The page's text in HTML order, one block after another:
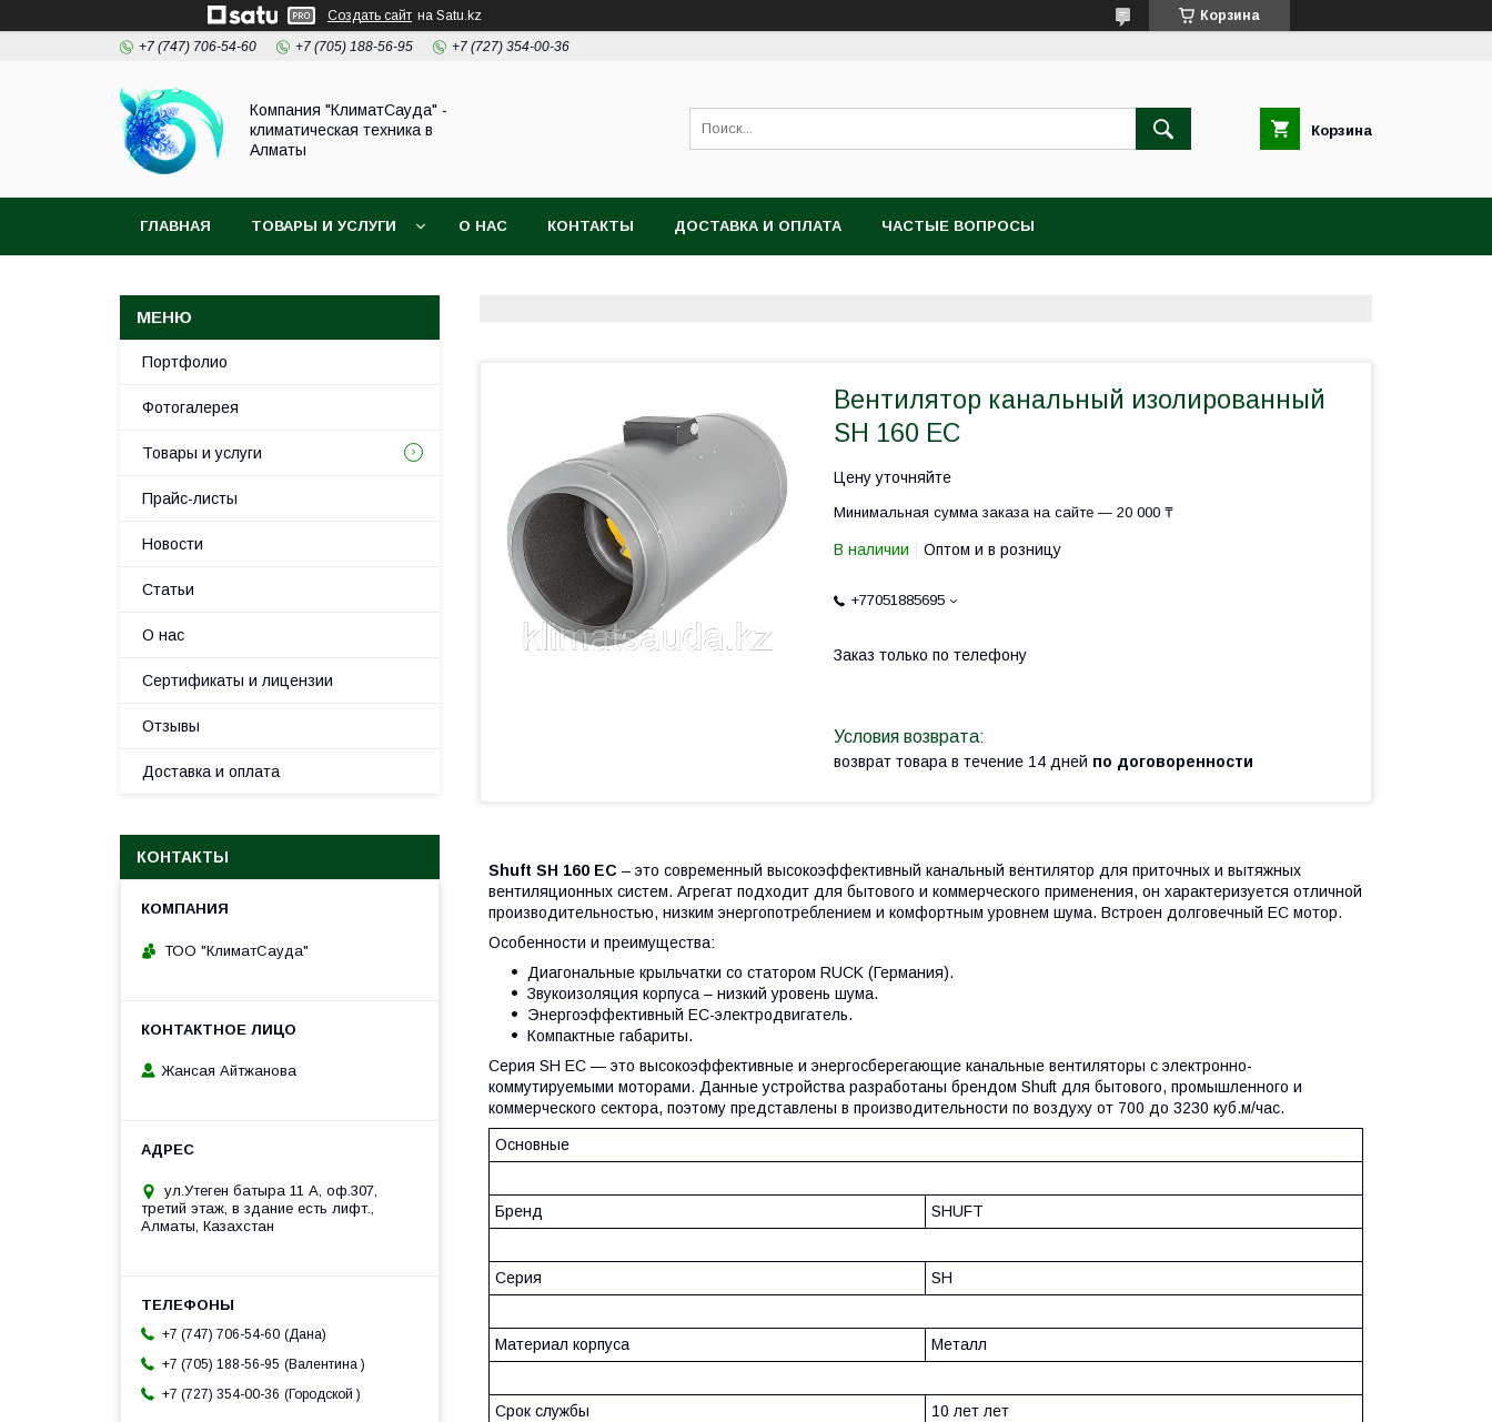
Создать сайт на Satu.kz Корзина
+7 (747) 706-54-60 +7 (705) 188-56-95 +7 (727) 354-00-36
Компания "КлиматСауда" -
климатическая техника в
Алматы
Корзина
ГЛАВНАЯ ТОВАРЫ И УСЛУГИ О НАС КОНТАКТЫ ДОСТАВКА И ОПЛАТА ЧАСТЫЕ ВОПРОСЫ
Вентилятор канальный изолированный
SH 160 EC
Цену уточняйте
Минимальная сумма заказа на сайте — 20 000 ₸
В наличии Оптом и в розницу
+77051885695
Заказ только по телефону
возврат товара в течение 14 дней по договоренности
Shuft SH 160 EC – это современный высокоэффективный канальный вентилятор для приточных и вытяжных
вентиляционных систем. Агрегат подходит для бытового и коммерческого применения, он характеризуется отличной
производительностью, низким энергопотреблением и комфортным уровнем шума. Встроен долговечный ЕС мотор.
Особенности и преимущества:
Диагональные крыльчатки со статором RUCK (Германия).
Звукоизоляция корпуса – низкий уровень шума.
Энергоэффективный EC-электродвигатель.
Компактные габариты.
Серия SH EC — это высокоэффективные и энергосберегающие канальные вентиляторы с электронно-
коммутируемыми моторами. Данные устройства разработаны брендом Shuft для бытового, промышленного и
коммерческого сектора, поэтому представлены в производительности по воздуху от 700 до 3230 куб.м/час.
Основные
Бренд SHUFT
Серия SH
Материал корпуса Металл
Срок службы 10 лет лет
Портфолио
Фотогалерея
Товары и услуги
Прайс-листы
Новости
Статьи
О нас
Сертификаты и лицензии
Отзывы
Доставка и оплата
КОНТАКТЫ
ТОО "КлиматСауда"
Жансая Айтжанова
ул.Утеген батыра 11 А, оф.307,
третий этаж, в здание есть лифт.,
Алматы, Казахстан
+7 (747) 706-54-60 Дана
+7 (705) 188-56-95
Валентина
+7 (727) 354-00-36
Городской